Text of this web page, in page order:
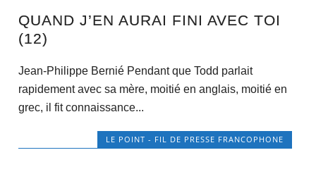
QUAND J’EN AURAI FINI AVEC TOI
(12)
Jean-Philippe Bernié Pendant que Todd parlait
rapidement avec sa mère, moitié en anglais, moitié en
grec, il fit connaissance...
LE POINT - FIL DE PRESSE FRANCOPHONE